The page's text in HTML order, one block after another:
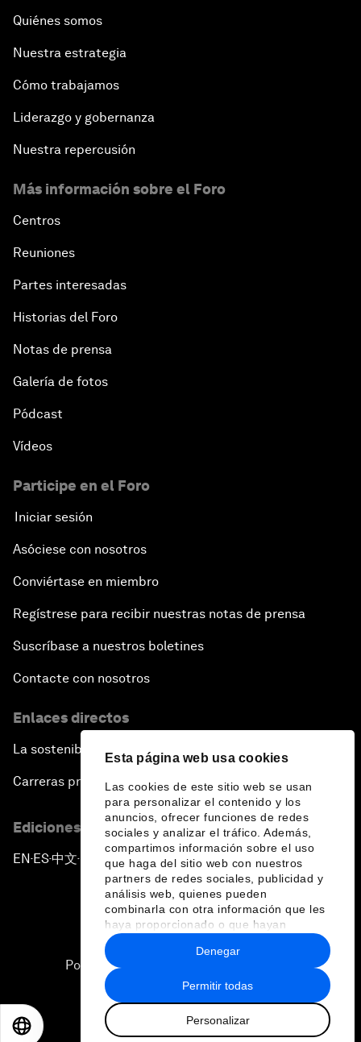
Esta página web usa cookies
Las cookies de este sitio web se usan
para personalizar el contenido y los
anuncios, ofrecer funciones de redes
sociales y analizar el tráfico. Además,
compartimos información sobre el uso
que haga del sitio web con nuestros
partners de redes sociales, publicidad y
análisis web, quienes pueden
combinarla con otra información que les
haya proporcionado o que hayan
recopilado a partir del uso que haya
hecho de sus servicios.
Permitir todas
Personalizar
Denegar
Quiénes somos
Nuestra estrategia
Cómo trabajamos
Liderazgo y gobernanza
Nuestra repercusión
Más información sobre el Foro
Centros
Reuniones
Partes interesadas
Historias del Foro
Notas de prensa
Galería de fotos
Pódcast
Vídeos
Participe en el Foro
Iniciar sesión
Asóciese con nosotros
Conviértase en miembro
Regístrese para recibir nuestras notas de prensa
Suscríbase a nuestros boletines
Contacte con nosotros
Enlaces directos
La sostenibilidad en el Foro
Carreras profesionales
Ediciones en otros idiomas
EN ▪ES▪中文▪ 日本語
Política de privacidad y normas de uso
Sitemap
2026 Foro Económico Mundial